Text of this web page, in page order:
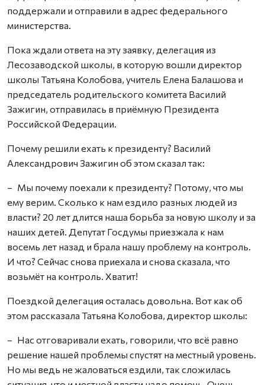
поддержали и отправили в адрес федерального
министерства.
Пока ждали ответа на эту заявку, делегация из
Лесозаводской школы, в которую вошли директор
школы Татьяна Колобова, учитель Елена Балашова и
председатель родительского комитета Василий
Зажигин, отправилась в приёмную Президента
Российской Федерации.
Почему решили ехать к президенту? Василий
Александрович Зажигин об этом сказал так:
– Мы почему поехали к президенту? Потому, что мы
ему верим. Сколько к нам ездило разных людей из
власти? 20 лет длится наша борьба за новую школу и за
наших детей. Депутат Госдумы приезжала к нам
восемь лет назад и брала нашу проблему на контроль.
И что? Сейчас снова приехала и снова сказала, что
возьмёт на контроль. Хватит!
Поездкой делегация осталась довольна. Вот как об
этом рассказала Татьяна Колобова, директор школы:
– Нас отговаривали ехать, говорили, что всё равно
решение нашей проблемы спустят на местный уровень.
Но мы ведь не жаловаться ездили, так сложилась